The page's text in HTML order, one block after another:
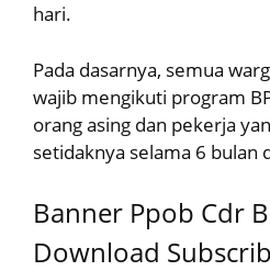
hari.
Pada dasarnya, semua
wajib mengikuti program
orang asing dan pekerja
setidaknya selama 6 bulan
Banner Ppob Cdr
Download